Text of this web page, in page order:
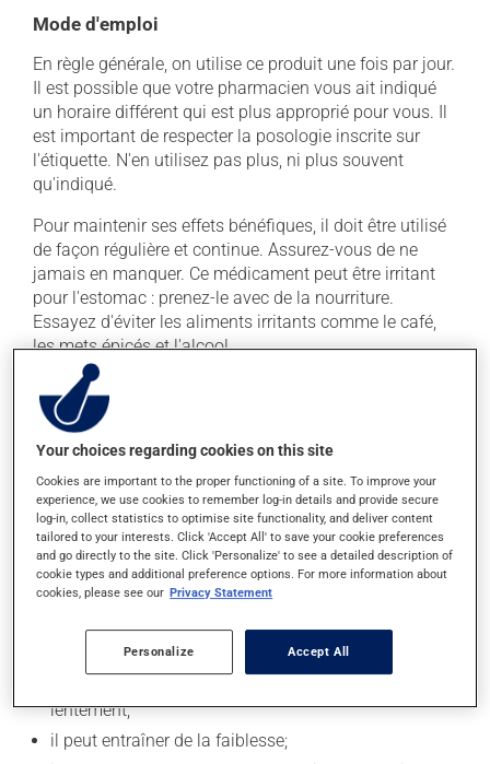
Mode d'emploi
En règle générale, on utilise ce produit une fois par jour.
Il est possible que votre pharmacien vous ait indiqué
un horaire différent qui est plus approprié pour vous. Il
est important de respecter la posologie inscrite sur
l'étiquette. N'en utilisez pas plus, ni plus souvent
qu'indiqué.
Pour maintenir ses effets bénéfiques, il doit être utilisé
de façon régulière et continue. Assurez-vous de ne
jamais en manquer. Ce médicament peut être irritant
pour l'estomac : prenez-le avec de la nourriture.
Essayez d'éviter les aliments irritants comme le café,
les mets épicés et l'alcool.
La prise d'alcool peut modifier l'effet de ce produit. Il
est recommandé de limiter la consommation d'alcool
durant le traitement.
Effets indésirables
En plus de ses effets recherchés, ce produit peut à
l'occasion entraîner certains effets indésirables (effets
secondaires), notamment :
il peut diminuer l'appétit;
il peut causer des maux de tête;
lentement;
il peut entraîner de la faiblesse;
Your choices regarding cookies on this site
Cookies are important to the proper functioning of a site. To improve your
experience, we use cookies to remember log-in details and provide secure
log-in, collect statistics to optimise site functionality, and deliver content
tailored to your interests. Click 'Accept All' to save your cookie preferences
and go directly to the site. Click 'Personalize' to see a detailed description of
cookie types and additional preference options. For more information about
cookies, please see our Privacy Statement
Personalize Accept All